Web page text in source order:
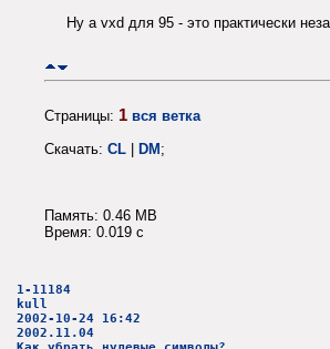
Ну а vxd для 95 - это практически
Страницы: 1 вся ветка
Скачать: CL | DM;
Память: 0.46 MB
Время: 0.019 c
1-11184
kull
2002-10-24 16:42
2002.11.04